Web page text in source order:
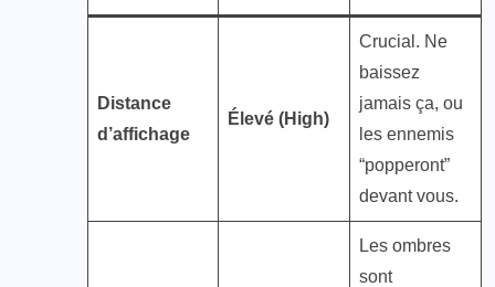
Distance
d’affichage
Élevé (High)
Crucial. Ne
baissez
jamais ça, ou
les ennemis
“popperont”
devant vous.
Les ombres
sont